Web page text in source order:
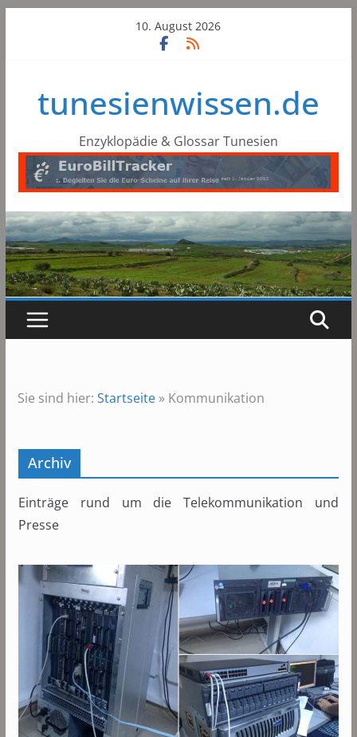
10. August 2026
tunesienwissen.de
Enzyklopädie & Glossar Tunesien
Sie sind hier: Startseite» Kommunikation
Archiv
Einträge rund um die Telekommunikation und
Presse